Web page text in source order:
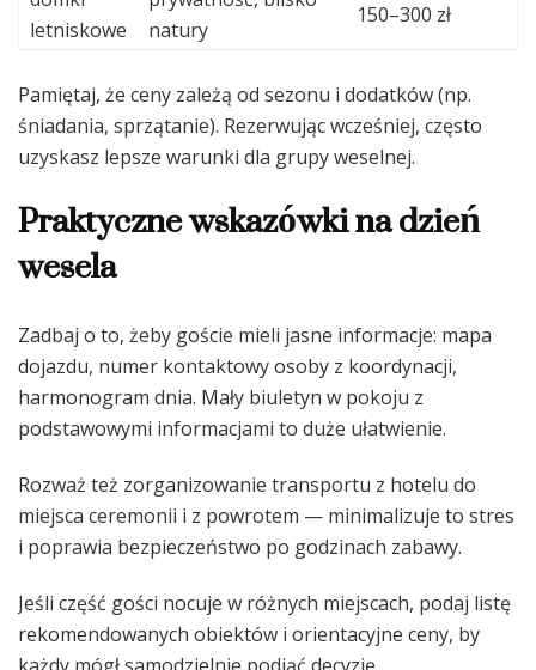
letniskowe
natury
150–300 zł
Pamiętaj, że ceny zależą od sezonu i dodatków (np.
śniadania, sprzątanie). Rezerwując wcześniej, często
uzyskasz lepsze warunki dla grupy weselnej.
Praktyczne wskazówki na dzień
wesela
Zadbaj o to, żeby goście mieli jasne informacje: mapa
dojazdu, numer kontaktowy osoby z koordynacji,
harmonogram dnia. Mały biuletyn w pokoju z
podstawowymi informacjami to duże ułatwienie.
Rozważ też zorganizowanie transportu z hotelu do
miejsca ceremonii i z powrotem — minimalizuje to stres
i poprawia bezpieczeństwo po godzinach zabawy.
Jeśli część gości nocuje w różnych miejscach, podaj listę
rekomendowanych obiektów i orientacyjne ceny, by